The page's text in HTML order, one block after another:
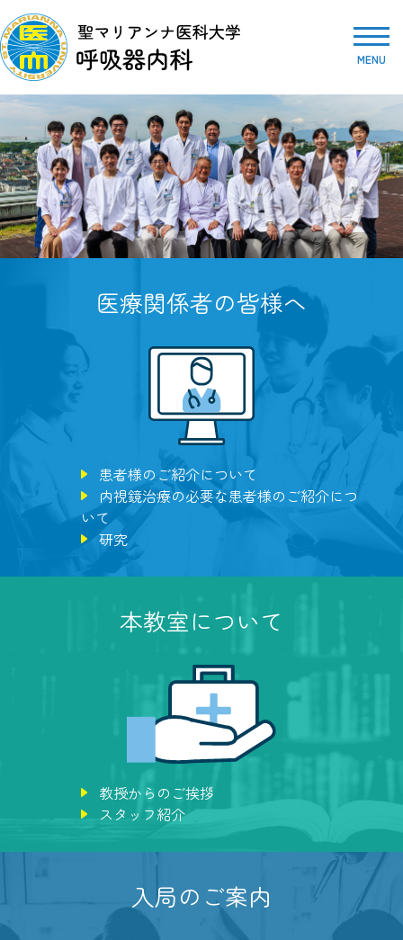
MENU
医療関係者の皆様へ
患者様のご紹介について
内視鏡治療の必要な患者様のご紹介につ
いて
研究
本教室について
教授からのご挨拶
スタッフ紹介
入局のご案内